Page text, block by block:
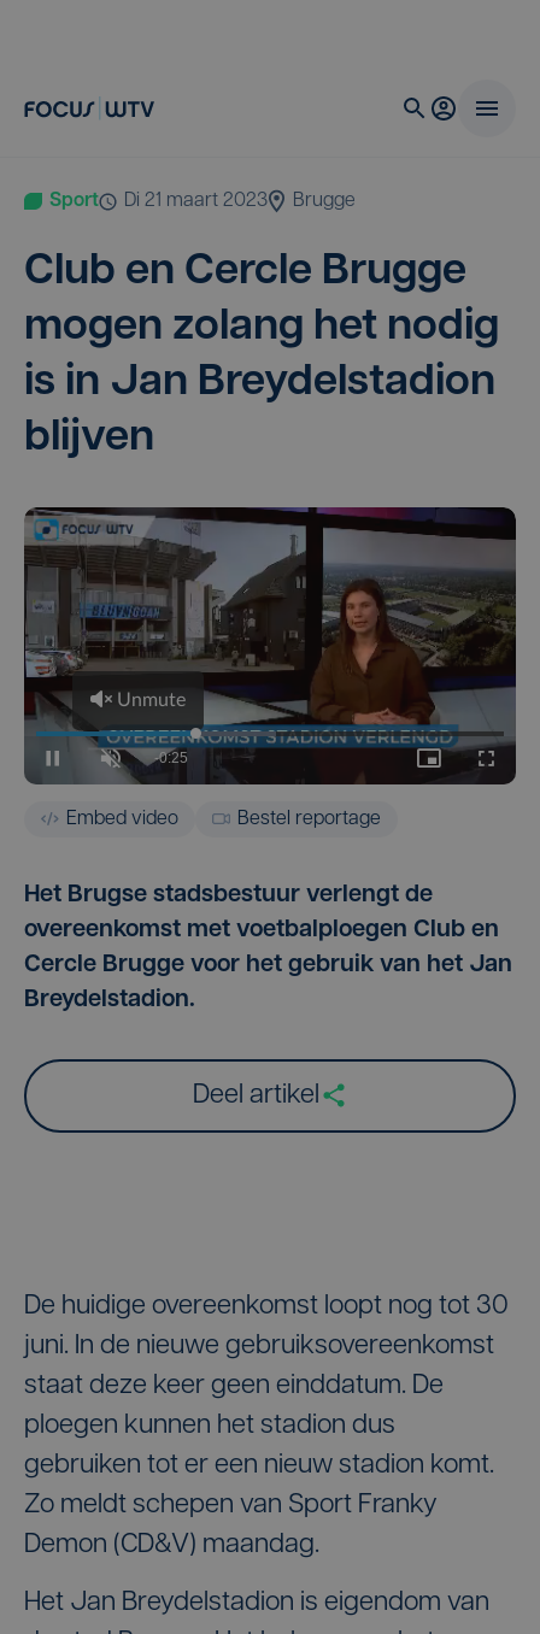
Sport di 21 maart 2023 Brugge
Club en Cer­cle Brug­ge
mogen zolang het nodig
is in Jan Brey­del­sta­di­on
blijven
Embed video Bestel reportage
Het Brugse stadsbestuur verlengt de
overeenkomst met voetbalploegen Club en
Cercle Brugge voor het gebruik van het Jan
Breydelstadion.
Deel artikel
De huidige overeenkomst loopt nog tot 30
juni. In de nieuwe gebruiksovereenkomst
staat deze keer geen einddatum. De
ploegen kunnen het stadion dus
gebruiken tot er een nieuw stadion komt.
Zo meldt schepen van Sport Franky
Demon (CD&V) maandag.
Het Jan Breydelstadion is eigendom van